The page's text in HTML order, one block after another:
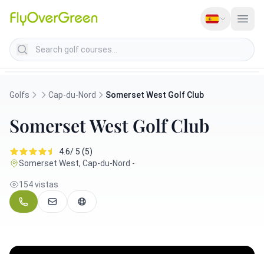
Search golf courses
Golfs Cap-du-Nord Somerset West Golf Club
Somerset West Golf Club
4.6/ 5 (5)
Somerset West, Cap-du-Nord -
154 vistas